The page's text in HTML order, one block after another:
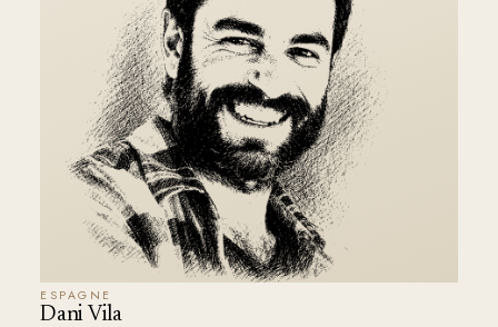
ESPAGNE
Dani Vila